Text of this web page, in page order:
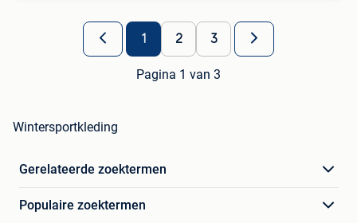
1 2 3
Pagina 1 van 3
Wintersportkleding
Gerelateerde zoektermen
Populaire zoektermen